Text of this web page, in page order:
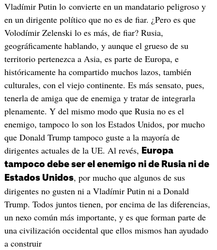
Vladímir Putin lo convierte en un mandatario peligroso y
en un dirigente político que no es de fiar. ¿Pero es que
Volodímir Zelenski lo es más, de fiar? Rusia,
geográficamente hablando, y aunque el grueso de su
territorio pertenezca a Asia, es parte de Europa, e
históricamente ha compartido muchos lazos, también
culturales, con el viejo continente. Es más sensato, pues,
tenerla de amiga que de enemiga y tratar de integrarla
plenamente. Y del mismo modo que Rusia no es el
enemigo, tampoco lo son los Estados Unidos, por mucho
que Donald Trump tampoco guste a la mayoría de
dirigentes actuales de la UE. Al revés, Europa
tampoco debe ser el enemigo ni de Rusia ni de
Estados Unidos, por mucho que algunos de sus
dirigentes no gusten ni a Vladímir Putin ni a Donald
Trump. Todos juntos tienen, por encima de las diferencias,
un nexo común más importante, y es que forman parte de
una civilización occidental que ellos mismos han ayudado
a construir